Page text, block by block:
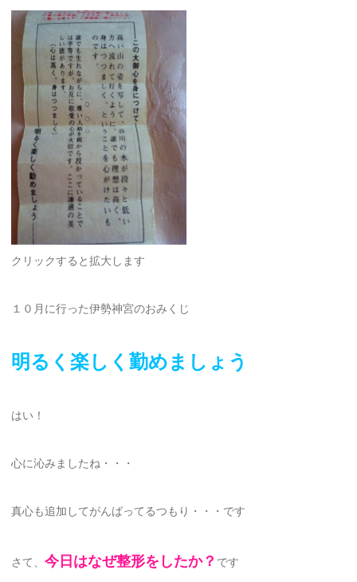
クリックすると拡大します
１０月に行った伊勢神宮のおみくじ
明るく楽しく勤めましょう
はい！
心に沁みましたね・・・
真心も追加してがんばってるつもり・・・です
さて、 今日はなぜ整形をしたか？ です